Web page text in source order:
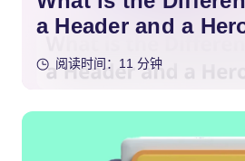
a Header and a
阅读时间：11 分钟